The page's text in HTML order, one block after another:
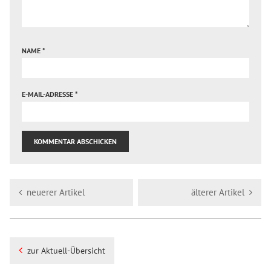
NAME *
E-MAIL-ADRESSE *
neuerer Artikel älterer Artikel
zur Aktuell-Übersicht